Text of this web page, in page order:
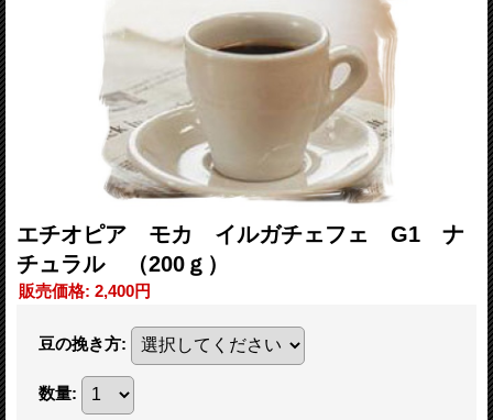
エチオピア モカ イルガチェフェ G1 ナ
チュラル （200ｇ）
販売価格: 2,400円
豆の挽き方:
数量: